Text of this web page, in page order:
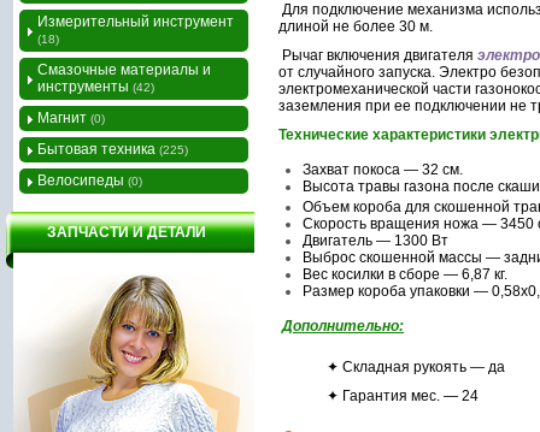
Для подключение механизма
длиной не более 30 м.
Рычаг включения двигателя электро
от случайного запуска. Электро б
электромеханической части
заземления при ее подключении не
Технические характеристики
Захват покоса — 32 см.
Высота травы газона после
Объем короба для скошенной
Скорость вращения ножа — 3450
Двигатель — 1300 Вт
Выброс скошенной массы —
Вес косилки в сборе — 6,87 кг.
Размер короба упаковки —
Дополнительно:
✦ Складная рукоять — да
✦ Гарантия мес. — 24
Измерительный инструмент
(18)
Смазочные материалы и
инструменты (42)
Магнит (0)
Бытовая техника (225)
Велосипеды (0)
ЗАПЧАСТИ И ДЕТАЛИ